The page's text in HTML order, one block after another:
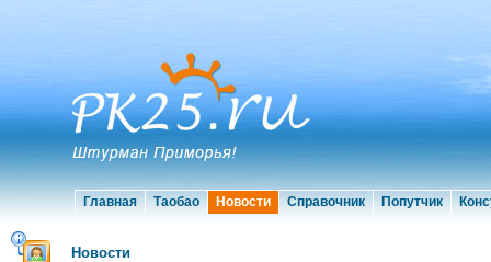
Главная Таобао Новости Справочник Попутчик
Новости